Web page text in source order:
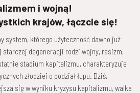
i wojną!
krajów, łączcie się!
system, którego użyteczność dawno już
starczej degeneracji rodzi wojny, rasizm,
stadium kapitalizmu, charakteryzuje
złodziei o podział łupu. Dziś,
się w wyniku kryzysu kapitalizmu, walka